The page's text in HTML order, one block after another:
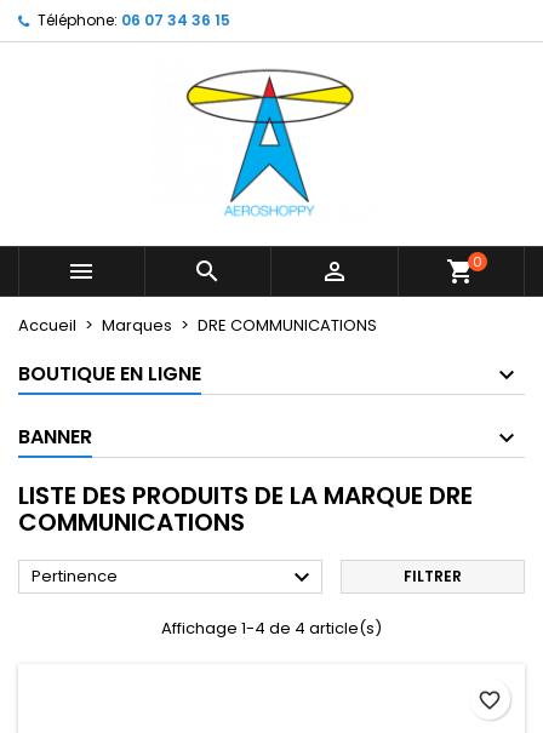
Téléphone: 06 07 34 36 15
   shopping_cart0
Accueil Marques DRE COMMUNICATIONS
BOUTIQUE EN LIGNE
BANNER
LISTE DES PRODUITS DE LA MARQUE DRE
COMMUNICATIONS
Pertinence  FILTRER
Affichage 1-4 de 4 article(s)
favorite_border
My wishlists ×
Create new list
((modalTitle)) ×
((confirmMessage))
((cancelText))
Créer une liste d'envies ×
Nom de la liste d'envies
Connexion ×
Vous devez être connecté pour ajouter des produits
Annuler